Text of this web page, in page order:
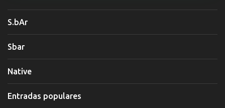
S.bAr
Sbar
Native
Entradas populares